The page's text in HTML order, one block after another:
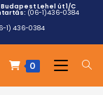
Budapest Lehel út 1/C
(06-1)436-0384
1) 436-0384
0